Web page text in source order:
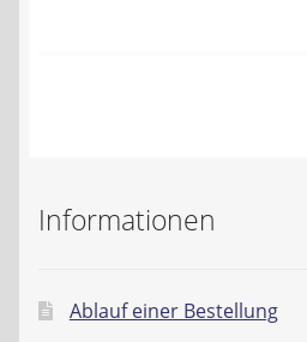
Datenschutzerklärung
Informationen
Ablauf einer Bestellung